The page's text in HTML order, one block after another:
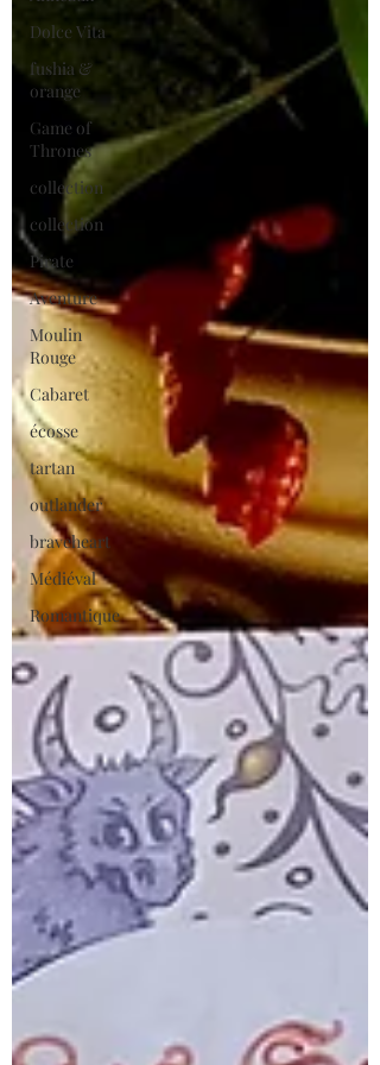
Dolce Vita
fushia &
orange
Game of
Thrones
collection
collection
Pirate
Aventure
Moulin
Rouge
Cabaret
écosse
tartan
outlander
braveheart
Médiéval
Romantique